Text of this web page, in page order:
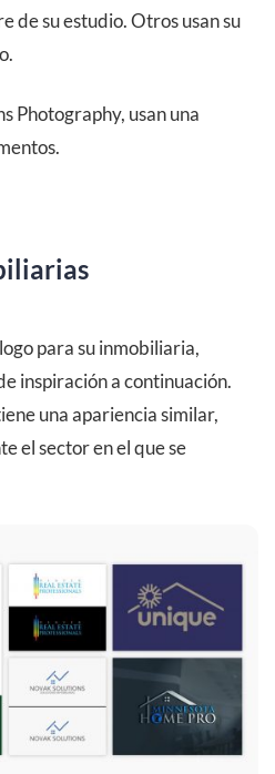
de su estudio. Otros usan su
Photography, usan una
para su inmobiliaria,
inspiración a continuación.
una apariencia similar,
el sector en el que se